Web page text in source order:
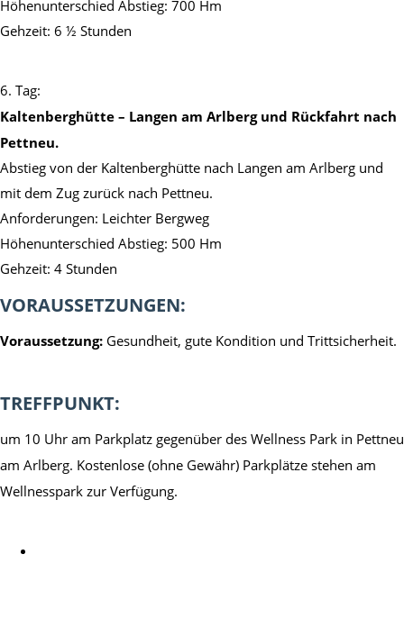
Höhenunterschied Abstieg: 700 Hm
Gehzeit: 6 ½ Stunden
6. Tag:
Kaltenberghütte – Langen am Arlberg und Rückfahrt nach
Pettneu.
Abstieg von der Kaltenberghütte nach Langen am Arlberg und
mit dem Zug zurück nach Pettneu.
Anforderungen: Leichter Bergweg
Höhenunterschied Abstieg: 500 Hm
Gehzeit: 4 Stunden
VORAUSSETZUNGEN:
Voraussetzung: Gesundheit, gute Kondition und Trittsicherheit.
TREFFPUNKT:
um 10 Uhr am Parkplatz gegenüber des Wellness Park in Pettneu
am Arlberg. Kostenlose (ohne Gewähr) Parkplätze stehen am
Wellnesspark zur Verfügung.